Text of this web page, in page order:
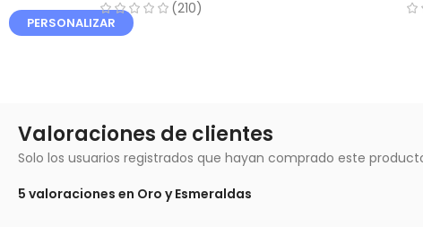
(210)
PERSONALIZAR
Valoraciones de clientes
5 valoraciones en Oro y Esmeraldas
Solo los usuarios registrados que hayan comprado este